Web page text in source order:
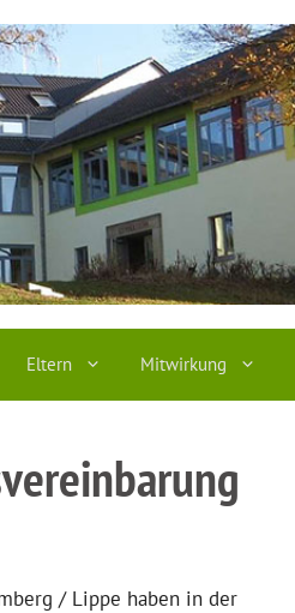
Eltern Mitwirkung
/ Lippe haben in der